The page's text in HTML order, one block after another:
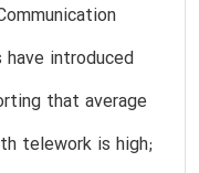
have introduced
that average
telework is high;